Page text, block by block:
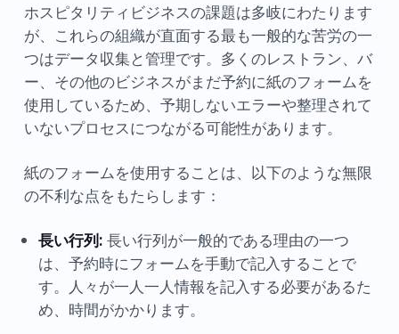
ホスピタリティビジネスの課題は多岐にわたります
が、これらの組織が直面する最も一般的な苦労の一
つはデータ収集と管理です。多くのレストラン、バ
ー、その他のビジネスがまだ予約に紙のフォームを
使用しているため、予期しないエラーや整理されて
いないプロセスにつながる可能性があります。
紙のフォームを使用することは、以下のような無限
の不利な点をもたらします：
長い行列:長い行列が一般的である理由の一つ
は、予約時にフォームを手動で記入することで
す。人々が一人一人情報を記入する必要があるた
め、時間がかかります。